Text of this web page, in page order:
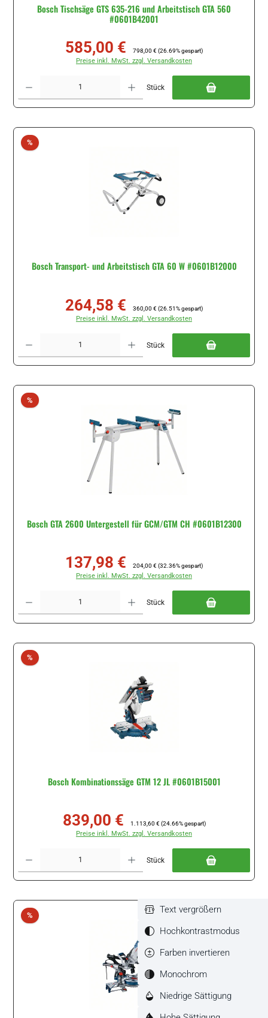
Bosch Tischsäge GTS 635-216 und Arbeitstisch GTA 560
#0601B42001
Verkaufspreis:
585,00 € 798,00 € (26.69% gespart)
Preise inkl. MwSt. zzgl. Versandkosten
Stück
%Rabatt
Bosch Transport- und Arbeitstisch GTA 60 W #0601B12000
Verkaufspreis:
264,58 € 360,00 € (26.51% gespart)
Preise inkl. MwSt. zzgl. Versandkosten
Stück
%Rabatt
Bosch GTA 2600 Untergestell für GCM/GTM CH #0601B12300
Verkaufspreis:
137,98 € 204,00 € (32.36% gespart)
Preise inkl. MwSt. zzgl. Versandkosten
Stück
%Rabatt
Bosch Kombinationssäge GTM 12 JL #0601B15001
Verkaufspreis:
839,00 € 1.113,60 € (24.66% gespart)
Preise inkl. MwSt. zzgl. Versandkosten
Stück
%Rabatt
Text vergrößern
Hochkontrastmodus
Farben invertieren
Monochrom
Niedrige Sättigung